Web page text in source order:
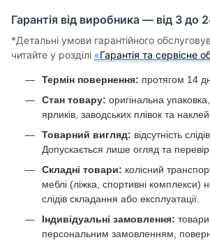
Гарантія від виробника — від 3 до
*Детальні умови гарантійного
читайте у розділі «Гарантія та сервісне
Термін повернення: протягом 14
Стан товару: оригінальна
ярликів, заводських плівок та
Товарний вигляд: відсутність
Допускається лише огляд та
Складні товари: колісний
меблі (ліжка, спортивні комплекси)
слідів складання або експлуатації.
Індивідуальні замовлення:
персональним замовленням,